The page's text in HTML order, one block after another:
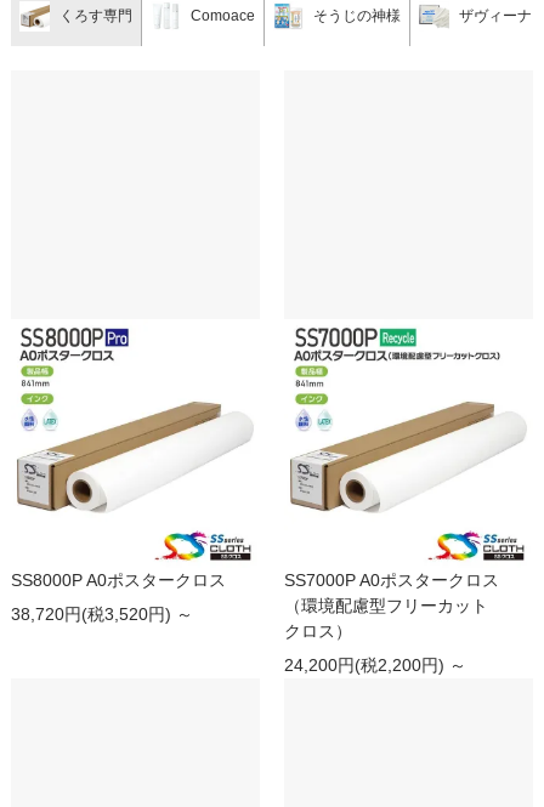
くろす専門 Comoace そうじの神様 ザヴィーナ
SS8000P A0ポスタークロス
38,720円(税3,520円) ～
SS7000P A0ポスタークロス
（環境配慮型フリーカット
クロス）
24,200円(税2,200円) ～